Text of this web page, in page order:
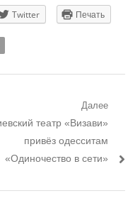
Twitter Печать
Далее
театр «Визави»
привёз одесситам
«Одиночество в сети»